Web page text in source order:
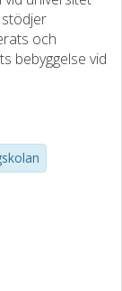
och
bebyggelse vid
om
till fortsatt